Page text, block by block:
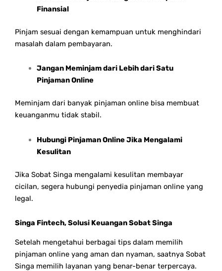
Finansial
Pinjam sesuai dengan kemampuan untuk menghindari
masalah dalam pembayaran.
Jangan Meminjam dari Lebih dari Satu
Pinjaman Online
Meminjam dari banyak pinjaman online bisa membuat
keuanganmu tidak stabil.
Hubungi Pinjaman Online Jika Mengalami
Kesulitan
Jika Sobat Singa mengalami kesulitan membayar
cicilan, segera hubungi penyedia pinjaman online yang
legal.
Singa Fintech, Solusi Keuangan Sobat Singa
Setelah mengetahui berbagai tips dalam memilih
pinjaman online yang aman dan nyaman, saatnya Sobat
Singa memilih layanan yang benar-benar terpercaya.